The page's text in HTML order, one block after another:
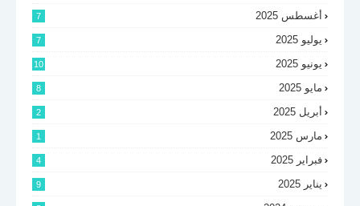
أغسطس 2025 7
يوليو 2025 7
يونيو 2025 10
مايو 2025 8
أبريل 2025 2
مارس 2025 1
فبراير 2025 4
يناير 2025 9